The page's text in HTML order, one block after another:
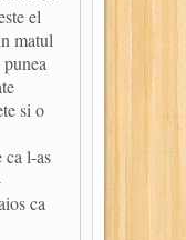
el
matul
si o
ca l-as
ca